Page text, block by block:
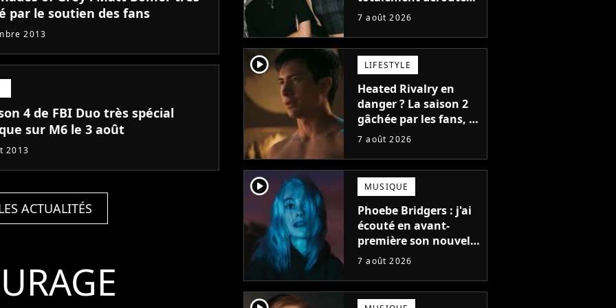
par le soutien des fans
2013
4 de FBI Duo très spécial
sur M6 le 3 août
2013
ACTUALITÉS
le public, et c'est une
7 août 2026
player2 LIFESTYLE
Heated Rivalry en
danger ? La saison 2
gâchée par les fans, le
créateur pousse un
7 août 2026
player2 MUSIQUE
Phoebe Bridgers : j'ai
écouté en avant-
première son nouvel
album, c'est le bijou
7 août 2026